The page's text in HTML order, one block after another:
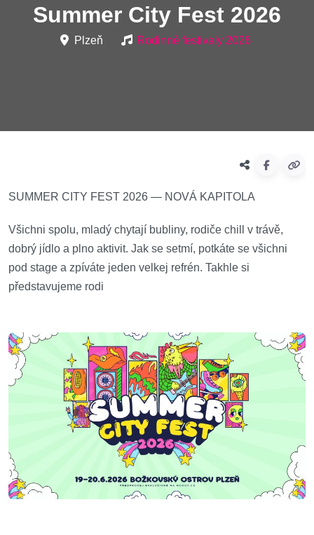
Summer City Fest 2026
Plzeň Rodinné festivaly 2026
SUMMER CITY FEST 2026 — NOVÁ KAPITOLA
Všichni spolu, mladý chytají bubliny, rodiče chill v trávě,
dobrý jídlo a plno aktivit. Jak se setmí, potkáte se všichni
pod stage a zpíváte jeden velkej refrén. Takhle si
představujeme rodi